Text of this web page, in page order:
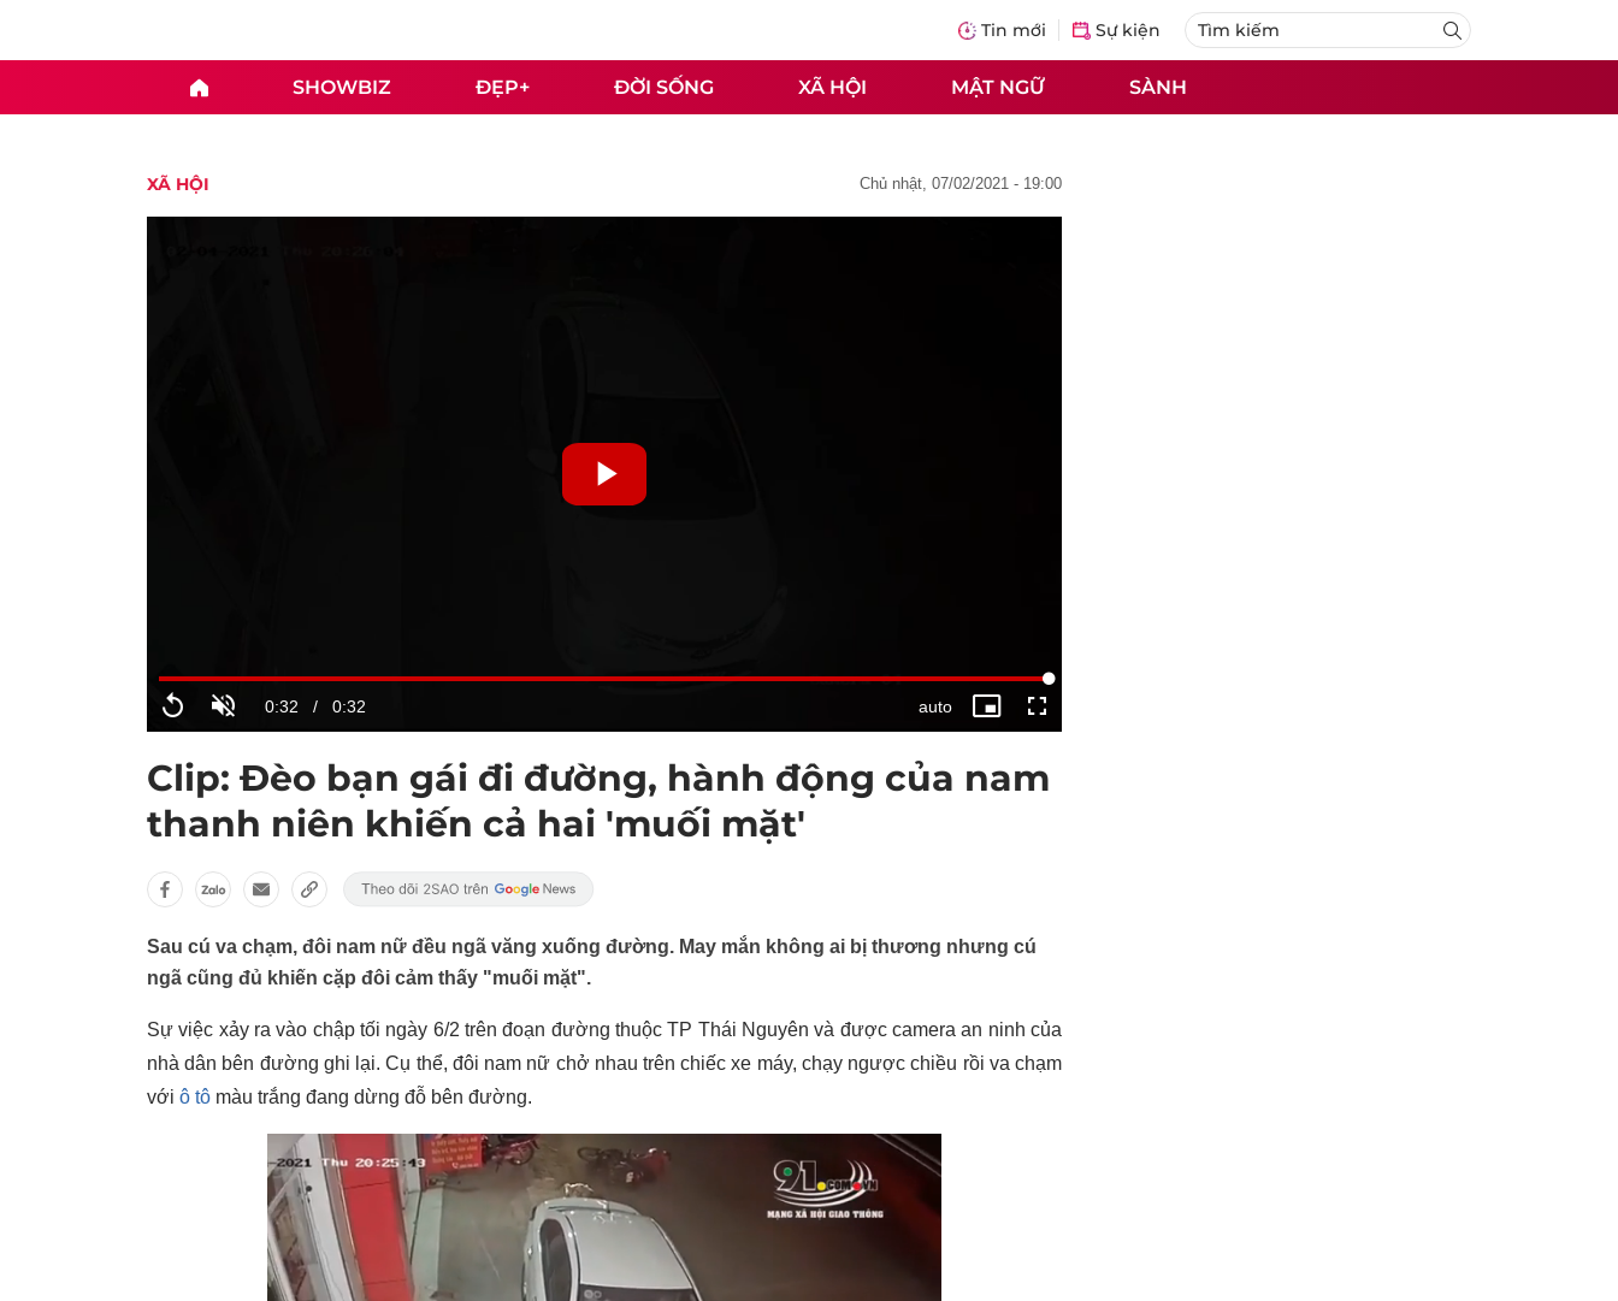
Tin mới Sự kiện
SHOWBIZ ĐẸP+ ĐỜI SỐNG XÃ HỘI MẬT NGỮ SÀNH
XÃ HỘI chủ nhật, 07/02/2021 - 19:00
Clip: Đèo bạn gái đi đường, hành động của nam
thanh niên khiến cả hai 'muối mặt'
Sau cú va chạm, đôi nam nữ đều ngã văng xuống đường. May mắn không ai bị thương nhưng cú
ngã cũng đủ khiến cặp đôi cảm thấy "muối mặt".
Sự việc xảy ra vào chập tối ngày 6/2 trên đoạn đường thuộc TP Thái Nguyên và được camera an ninh của
nhà dân bên đường ghi lại. Cụ thể, đôi nam nữ chở nhau trên chiếc xe máy, chạy ngược chiều rồi va chạm
với ô tô màu trắng đang dừng đỗ bên đường.